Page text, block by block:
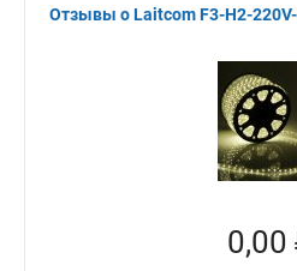
Отзывы о Laitcom F3-H2-220V-
0,00